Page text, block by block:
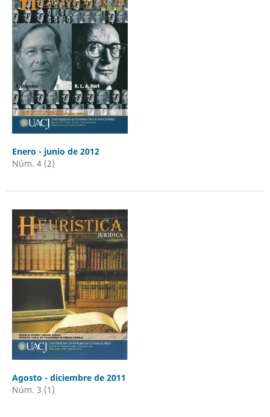
Enero - junio de 2012
Núm. 4 (2)
Agosto - diciembre de 2011
Núm. 3 (1)